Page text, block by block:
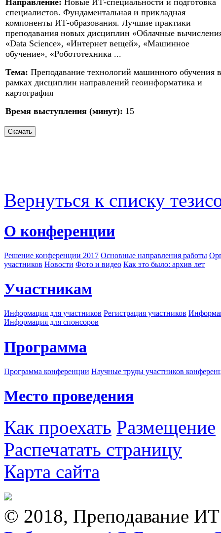
Направление: Новые ИТ-специальности и подготовка
специалистов. Фундаментальная и прикладная
компоненты ИТ-образования. Лучшие практики
преподавания новых дисциплин «Облачные
«Data Science», «Интернет вещей», «Машинное
обучение», «Робототехника ...
Тема: Преподавание технологий машинного обучения в
рамках дисциплин направлений геоинформатика и
картография
Время выступления (минут): 15
Вернуться к списку
О конференции
Решение конференции 2017 Основные направления работы
участников Новости Фото и видео Как это было: архив лет
Участникам
Информация для участников Регистрация участников
Информация для спонсоров
Программа
Программа конференции Научные труды участников
Место проведения
Как проехать Размещение
Распечатать страницу
Карта сайта
© 2018, Преподавание